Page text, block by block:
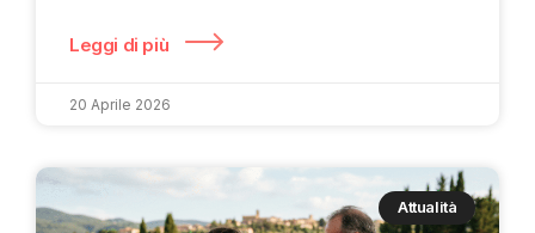
Leggi di più
20 Aprile 2026
Attualità